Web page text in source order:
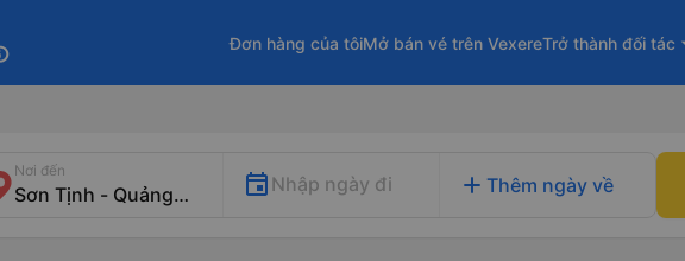
Đơn hàng của tôiMở bán vé trên VexereTrở thành đối tác
Nơi đến
Nhập ngày đi add Thêm ngày về